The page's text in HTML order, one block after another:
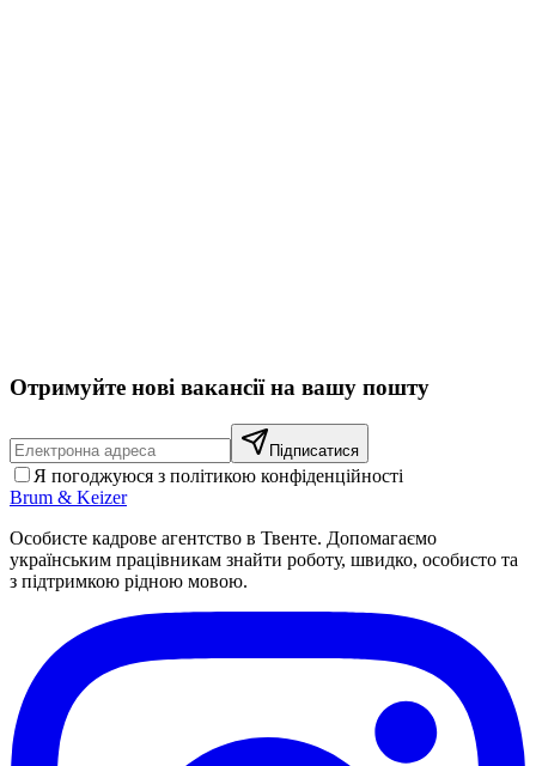
Отримуйте нові вакансії на вашу пошту
Підписатися
Я погоджуюся з політикою конфіденційності
Brum & Keizer
Особисте кадрове агентство в Твенте. Допомагаємо
українським працівникам знайти роботу, швидко, особисто та
з підтримкою рідною мовою.